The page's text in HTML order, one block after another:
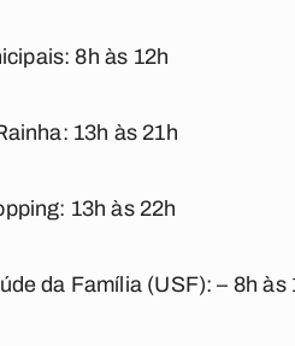
8h às 12h
13h às 21h
13h às 22h
da Família (USF): – 8h às